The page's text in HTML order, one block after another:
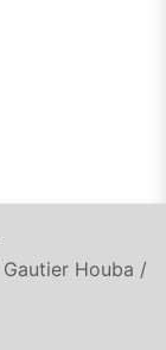
Houba /